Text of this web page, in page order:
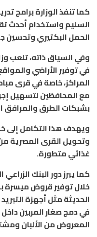
كما تنفذ الوزارة برامج
السليم واستخدام أحدث
الحمل البكتيري وتحسين
وفي السياق ذاته، تلعب
في توفير الأراضي
المراكز، خاصة في قرى
مع المحافظين لتسهيل
بشبكات الطرق والمرافق
ويهدف هذا التكامل إلى
وتحويل القرى المصرية
غذائي متطورة.
كما يبرز دورالبنك
الحديثة مثل أجهزة
في دمج صغار المربين
المعروض من الألبان